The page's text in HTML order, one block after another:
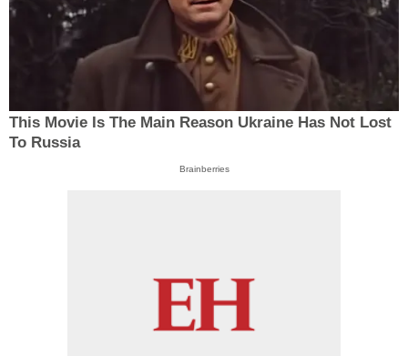
This Movie Is The Main Reason Ukraine Has Not Lost
To Russia
Brainberries